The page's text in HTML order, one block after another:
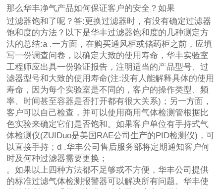
那么华丰净气产品如何保证客户的安全？如果
过滤器饱和了呢？答:更换过滤器时，有没有确定过滤器
饱和度的方法？以下是华丰过滤器饱和度的几种测定方
法的总结:a .一方面，在购买通风柜或储药柜之前，应填
写一份调查问卷，以确定大致的使用寿命，华丰实验室
工程师应出具一份验证报告，注明适当的产品型号、过
滤器型号和大致的使用寿命(注:没有人能解释具体的使用
寿命，因为每个实验室是不同的，客户的操作类型、频
率、时间甚至容器是否打开都有很大关系)；另一方面，
客户可以自己检查，并可以使用商用气体检测管根据比
色实验来确定它们是否饱和。如果客户单位有手持式气
体检测仪(ZUIDuo是美国RAE公司生产的PID检测仪)，可
以直接手持；d .华丰公司售后服务部将定期通知客户何
时及何种过滤器需要更换；
。如果以上四种方法都不足够或不方便，华丰公司提供
的标准过滤气体检测报警器可以解决所有问题。华丰使